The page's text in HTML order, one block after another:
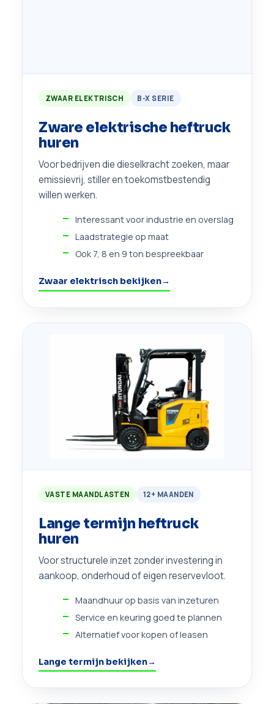
ZWAAR ELEKTRISCH B-X SERIE
Zware elektrische heftruck
huren
Voor bedrijven die dieselkracht zoeken, maar
emissievrij, stiller en toekomstbestendig
willen werken.
Interessant voor industrie en overslag
Laadstrategie op maat
Ook 7, 8 en 9 ton bespreekbaar
Zwaar elektrisch bekijken→
VASTE MAANDLASTEN 12+ MAANDEN
Lange termijn heftruck
huren
Voor structurele inzet zonder investering in
aankoop, onderhoud of eigen reservevloot.
Maandhuur op basis van inzeturen
Service en keuring goed te plannen
Alternatief voor kopen of leasen
Lange termijn bekijken→